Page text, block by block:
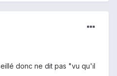
donc ne dit pas "vu qu'il